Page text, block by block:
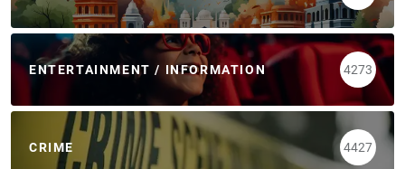
ENTERTAINMENT / INFORMATION 4273
CRIME 4427